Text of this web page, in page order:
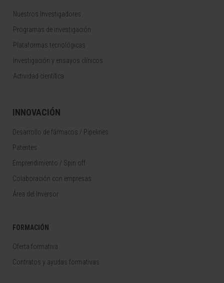
Nuestros Investigadores
Programas de investigación
Plataformas tecnológicas
Investigación y ensayos clínicos
Actividad científica
INNOVACIÓN
Desarrollo de fármacos / Pipelines
Patentes
Emprendimiento / Spin off
Colaboración con empresas
Área del Inversor
FORMACIÓN
Oferta formativa
Contratos y ayudas formativas